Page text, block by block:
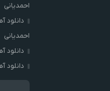
احمدیانی
دانلود
احمدیانی
دانلود